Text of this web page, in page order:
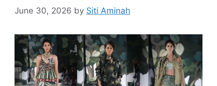
June 30, 2026 by Siti Aminah